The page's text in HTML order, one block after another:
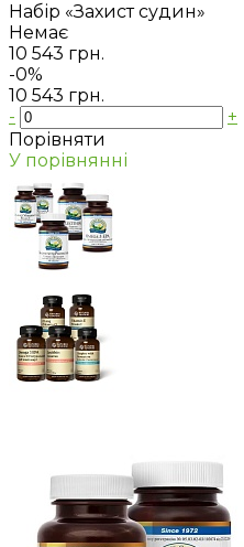
Набір «Захист судин»
Немає
10 543 грн.
-0%
10 543 грн.
-
+
Порівняти
У порівнянні